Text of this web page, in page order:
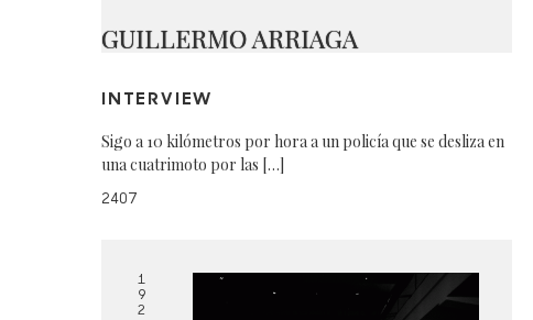
GUILLERMO ARRIAGA
INTERVIEW
Sigo a 10 kilómetros por hora a un policía que se desliza en
una cuatrimoto por las […]
2407
1
9
2